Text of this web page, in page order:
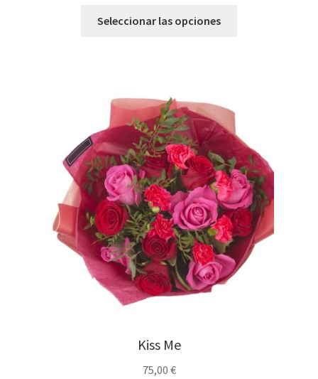
Seleccionar las opciones
Kiss Me
75,00 €